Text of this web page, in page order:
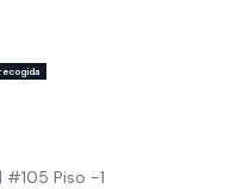
#105 Piso -1